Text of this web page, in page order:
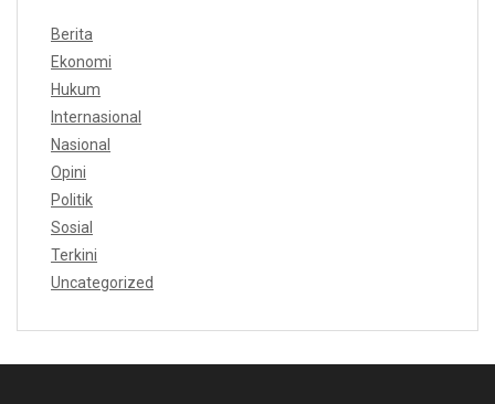
Berita
Ekonomi
Hukum
Internasional
Nasional
Opini
Politik
Sosial
Terkini
Uncategorized